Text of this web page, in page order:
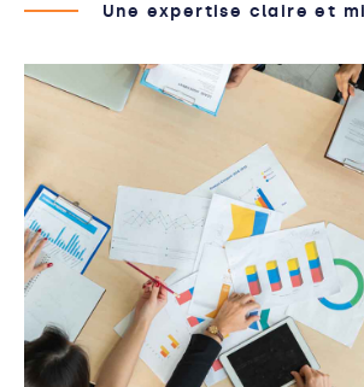
Une expertise claire et